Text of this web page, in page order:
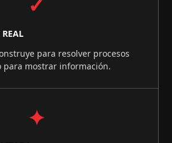
✓
para resolver procesos
para mostrar información.
✦